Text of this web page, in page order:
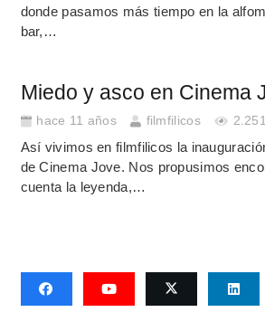
donde pasamos más tiempo en la
bar,…
Miedo y asco en Cinema
hace 11 años filmfilicos 2.251
Así vivimos en filmfilicos la
de Cinema Jove. Nos propusimos
cuenta la leyenda,…